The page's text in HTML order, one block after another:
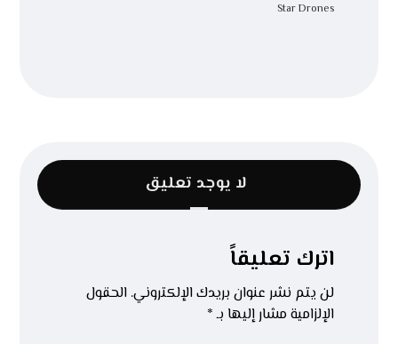
Star Drones
لا يوجد تعليق
اترك تعليقاً
لن يتم نشر عنوان بريدك الإلكتروني. الحقول
الإلزامية مشار إليها بـ*